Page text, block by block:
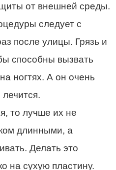
от внешней среды.
следует с
после улицы. Грязь и
способны вызвать
ногтях. А он очень
то лучше их не
длинными, а
Делать это
на сухую пластину.